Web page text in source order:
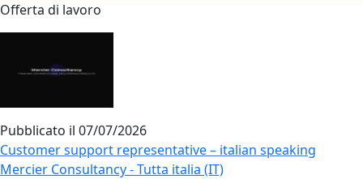
Offerta di lavoro
Pubblicato il 07/07/2026
Customer support representative – italian speaking
Mercier Consultancy - Tutta italia (IT)